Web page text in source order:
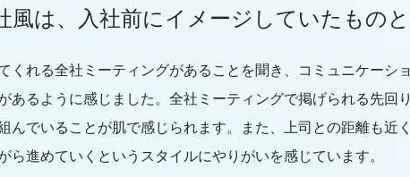
風は、入社前にイメージしていたもの
れる全社ミーティングがあることを聞き、コミュニケーシ
あるように感じました。全社ミーティングで掲げられる先回
んでいることが肌で感じられます。また、上司との距離も近
進めていくというスタイルにやりがいを感じています。